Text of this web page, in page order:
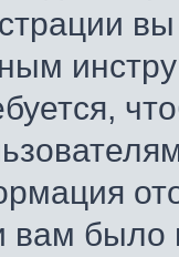
вам